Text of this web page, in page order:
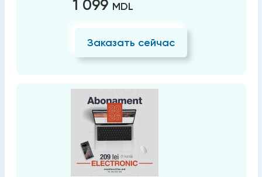
1 099 MDL
Заказать сейчас